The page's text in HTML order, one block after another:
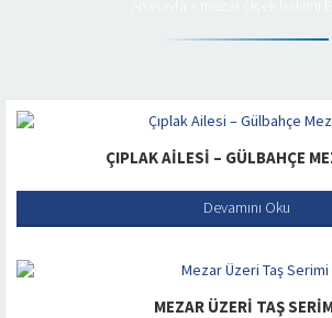
ÇIPLAK AILESI – GÜLBAHÇE
Devamını Oku
MEZAR ÜZERI TAŞ